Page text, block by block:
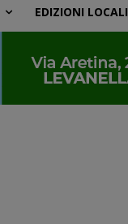
EDIZIONI LOCALI